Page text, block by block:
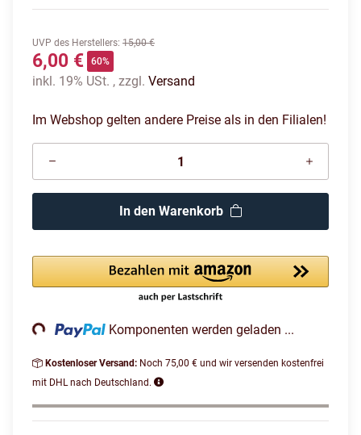
UVP des Herstellers: 15,00 €
6,00 € 60%
inkl. 19% USt. , zzgl. Versand
Im Webshop gelten andere Preise als in den Filialen!
In den Warenkorb
Loading... Komponenten werden geladen ...
Kostenloser Versand: Noch 75,00 € und wir versenden kostenfrei
mit DHL nach Deutschland.